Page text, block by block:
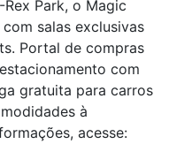
Rex Park, o Magic
salas exclusivas
Portal de compras
com
gratuita para carros
à
acesse: